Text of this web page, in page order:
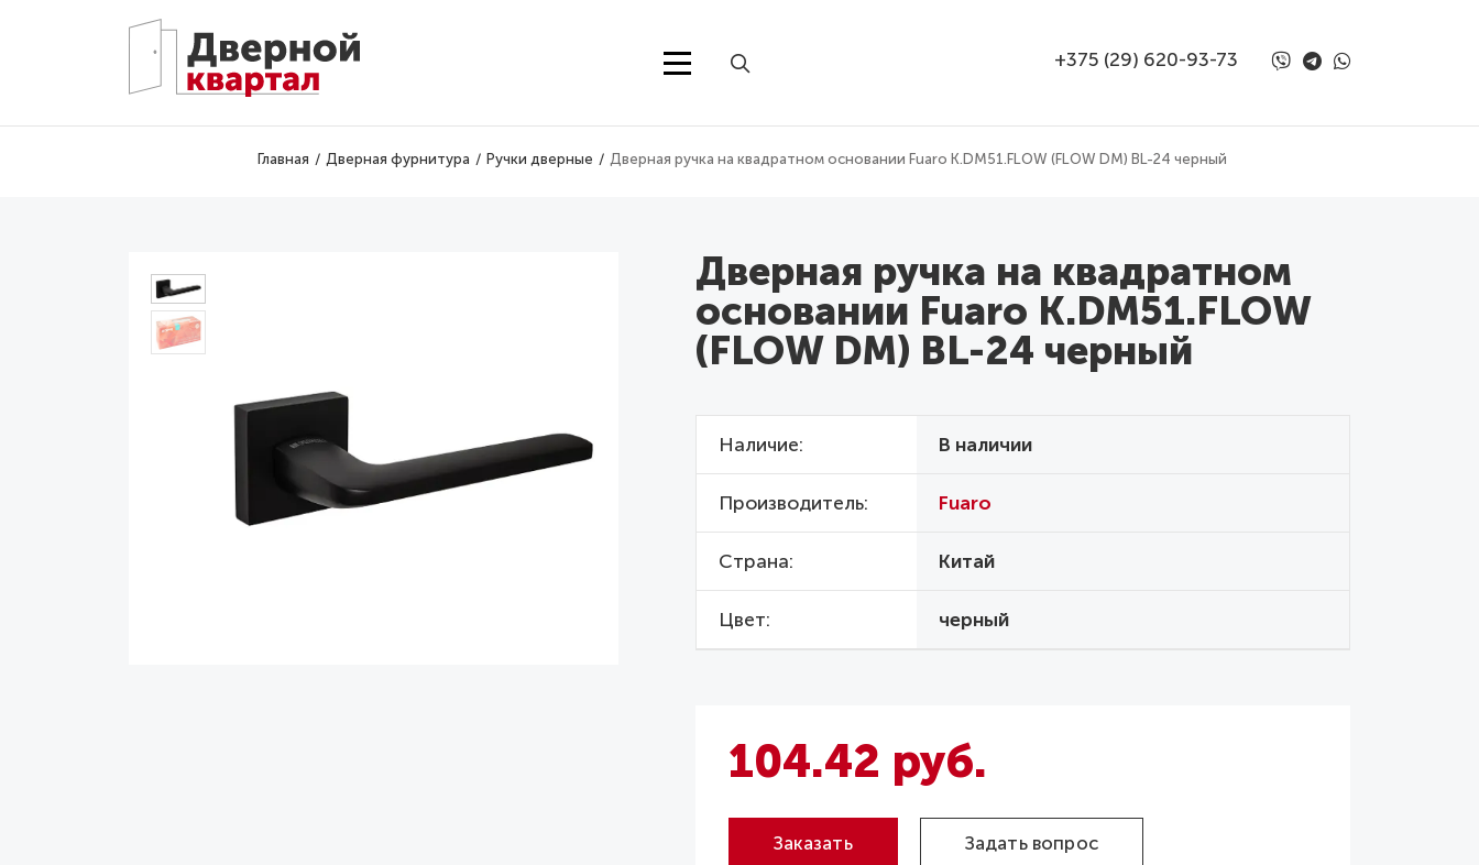
+375 (29) 620-93-73
Главная Дверная фурнитура Ручки дверные Дверная ручка на квадратном основании Fuaro K.DM51.FLOW (FLOW DM) BL-24 черный
Дверная ручка на квадратном
основании Fuaro K.DM51.FLOW
(FLOW DM) BL-24 черный
Наличие В наличии
Производитель Fuaro
Страна Китай
Цвет черный
104.42 руб.
Заказать Задать вопрос